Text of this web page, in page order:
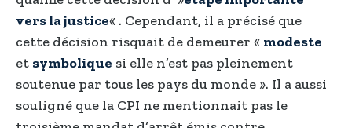
vers la justice« . Cependant, il a précisé que
cette décision risquait de demeurer « modeste
et symbolique si elle n’est pas pleinement
soutenue par tous les pays du monde ». Il a aussi
souligné que la CPI ne mentionnait pas le